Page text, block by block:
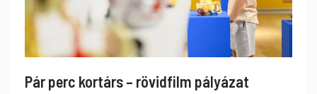
Pár perc kortárs – rövidfilm pályázat